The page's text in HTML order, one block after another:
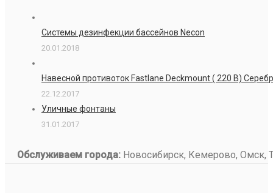
Системы дезинфекции бассейнов Necon
20.01.2018
Навесной противоток Fastlane Deckmount ( 220 В)
22.12.2017
Уличные фонтаны
31.01.2017
Обслуживаем города: Новосибирск, Кемерово, Омск,